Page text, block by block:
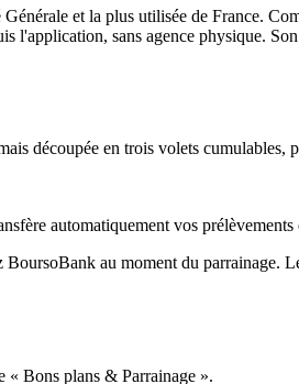
et la plus utilisée de France.
l'application, sans agence physique.
découpée en trois volets cumulables,
automatiquement vos prélèvements
au moment du parrainage.
« Bons plans & Parrainage ».